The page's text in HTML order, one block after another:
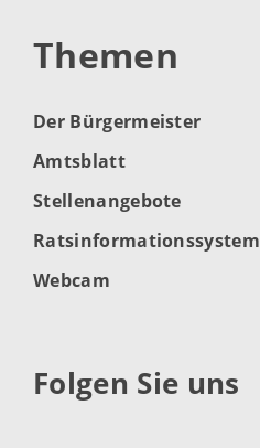
Themen
Der Bürgermeister
Amtsblatt
Stellenangebote
Ratsinformationssystem
Webcam
Folgen Sie uns